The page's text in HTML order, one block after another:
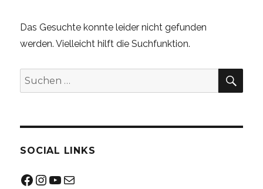
Das Gesuchte konnte leider nicht gefunden
werden. Vielleicht hilft die Suchfunktion.
Suchen
nach:
SOCIAL LINKS
Facebook
Instagram
YouTube
Mail